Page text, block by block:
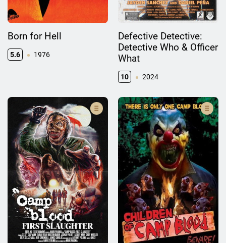
Born for Hell
5.6 1976
Defective Detective:
Detective Who & Officer
What
10 2024